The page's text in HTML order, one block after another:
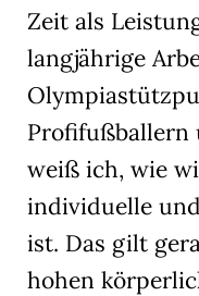
Zeit als
langjährige
Profifußballern
weiß ich, wie
individuelle
ist. Das gilt
hohen